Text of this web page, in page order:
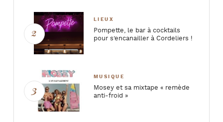
LIEUX
Pompette, le bar à cocktails
pour s’encanailler à Cordeliers !
MUSIQUE
Mosey et sa mixtape « remède
anti-froid »